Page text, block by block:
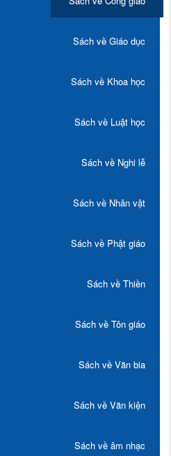
Sách về Giáo dục
Sách về Khoa học
Sách về Luật học
Sách về Nghi lễ
Sách về Nhân vật
Sách về Phật giáo
Sách về Thiền
Sách về Tôn giáo
Sách về Văn bia
Sách về Văn kiện
Sách về âm nhạc